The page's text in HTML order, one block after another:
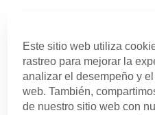
inclínese gradualmente,
se redondee naturalmente.
dedos de los pies;
el estiramiento. ¿Siente
Este sitio web utiliza
rastreo para mejorar la
analizar el desempeño y
web. También,
de nuestro sitio web con